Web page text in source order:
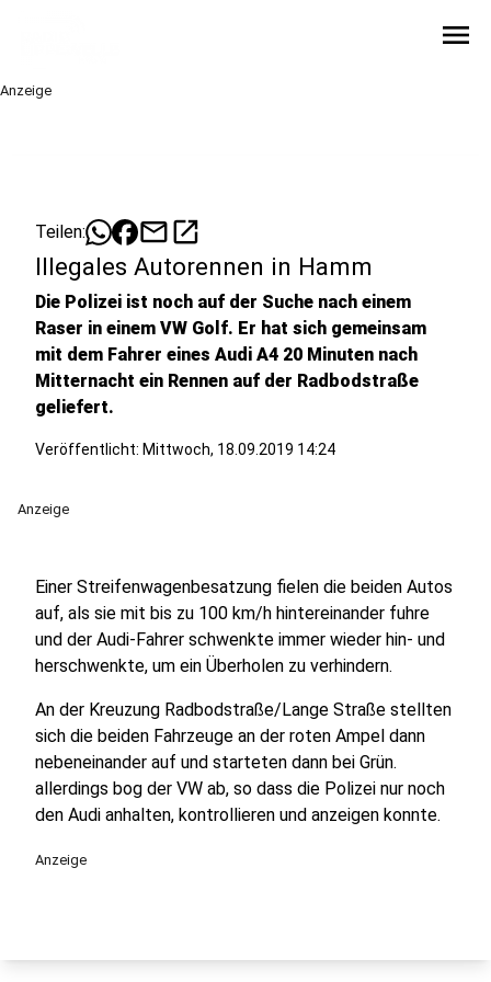
menu
Anzeige
Teilen: mailopen_in_new
Illegales Autorennen in Hamm
Die Polizei ist noch auf der Suche nach einem
Raser in einem VW Golf. Er hat sich gemeinsam
mit dem Fahrer eines Audi A4 20 Minuten nach
Mitternacht ein Rennen auf der Radbodstraße
geliefert.
Veröffentlicht: Mittwoch, 18.09.2019 14:24
Anzeige
Einer Streifenwagenbesatzung fielen die beiden Autos
auf, als sie mit bis zu 100 km/h hintereinander fuhre
und der Audi-Fahrer schwenkte immer wieder hin- und
herschwenkte, um ein Überholen zu verhindern.
An der Kreuzung Radbodstraße/Lange Straße stellten
sich die beiden Fahrzeuge an der roten Ampel dann
nebeneinander auf und starteten dann bei Grün.
allerdings bog der VW ab, so dass die Polizei nur noch
den Audi anhalten, kontrollieren und anzeigen konnte.
Anzeige